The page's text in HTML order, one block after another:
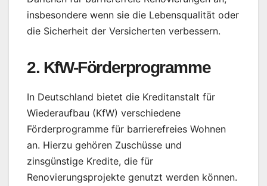
insbesondere wenn sie die Lebensqualität oder
die Sicherheit der Versicherten verbessern.
2. KfW-Förderprogramme
In Deutschland bietet die Kreditanstalt für
Wiederaufbau (KfW) verschiedene
Förderprogramme für barrierefreies Wohnen
an. Hierzu gehören Zuschüsse und
zinsgünstige Kredite, die für
Renovierungsprojekte genutzt werden können.